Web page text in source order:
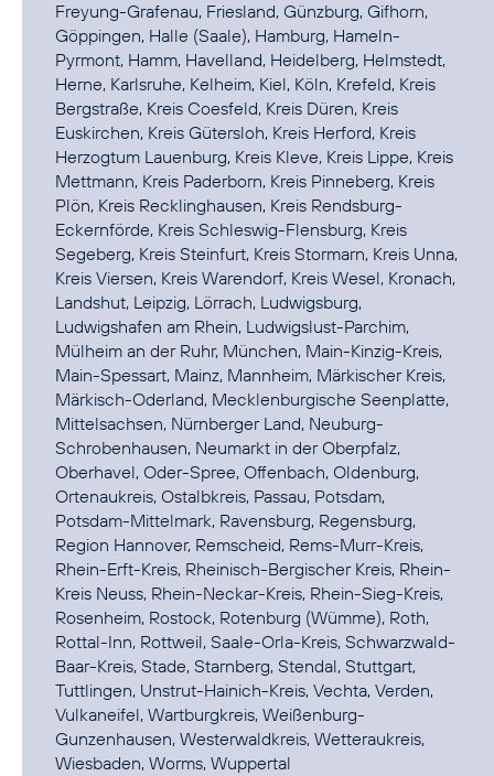
Freyung-Grafenau, Friesland, Günzburg, Gifhorn,
Göppingen, Halle (Saale), Hamburg, Hameln-
Pyrmont, Hamm, Havelland, Heidelberg, Helmstedt,
Herne, Karlsruhe, Kelheim, Kiel, Köln, Krefeld, Kreis
Bergstraße, Kreis Coesfeld, Kreis Düren, Kreis
Euskirchen, Kreis Gütersloh, Kreis Herford, Kreis
Herzogtum Lauenburg, Kreis Kleve, Kreis Lippe, Kreis
Mettmann, Kreis Paderborn, Kreis Pinneberg, Kreis
Plön, Kreis Recklinghausen, Kreis Rendsburg-
Eckernförde, Kreis Schleswig-Flensburg, Kreis
Segeberg, Kreis Steinfurt, Kreis Stormarn, Kreis Unna,
Kreis Viersen, Kreis Warendorf, Kreis Wesel, Kronach,
Landshut, Leipzig, Lörrach, Ludwigsburg,
Ludwigshafen am Rhein, Ludwigslust-Parchim,
Mülheim an der Ruhr, München, Main-Kinzig-Kreis,
Main-Spessart, Mainz, Mannheim, Märkischer Kreis,
Märkisch-Oderland, Mecklenburgische Seenplatte,
Mittelsachsen, Nürnberger Land, Neuburg-
Schrobenhausen, Neumarkt in der Oberpfalz,
Oberhavel, Oder-Spree, Offenbach, Oldenburg,
Ortenaukreis, Ostalbkreis, Passau, Potsdam,
Potsdam-Mittelmark, Ravensburg, Regensburg,
Region Hannover, Remscheid, Rems-Murr-Kreis,
Rhein-Erft-Kreis, Rheinisch-Bergischer Kreis, Rhein-
Kreis Neuss, Rhein-Neckar-Kreis, Rhein-Sieg-Kreis,
Rosenheim, Rostock, Rotenburg (Wümme), Roth,
Rottal-Inn, Rottweil, Saale-Orla-Kreis, Schwarzwald-
Baar-Kreis, Stade, Starnberg, Stendal, Stuttgart,
Tuttlingen, Unstrut-Hainich-Kreis, Vechta, Verden,
Vulkaneifel, Wartburgkreis, Weißenburg-
Gunzenhausen, Westerwaldkreis, Wetteraukreis,
Wiesbaden, Worms, Wuppertal